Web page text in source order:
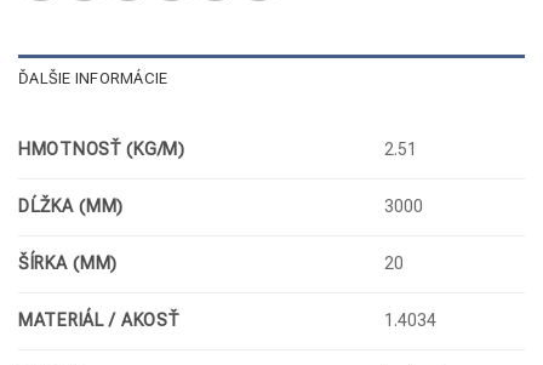
ĎALŠIE INFORMÁCIE
HMOTNOSŤ (KG/M) 2.51
DĹŽKA (MM) 3000
ŠÍRKA (MM) 20
MATERIÁL / AKOSŤ 1.4034